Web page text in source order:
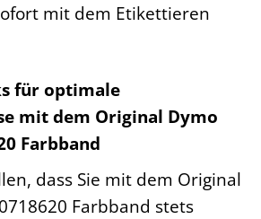
mit dem Etikettieren
für optimale
mit dem Original Dymo
Farbband
dass Sie mit dem Original
Farbband stets